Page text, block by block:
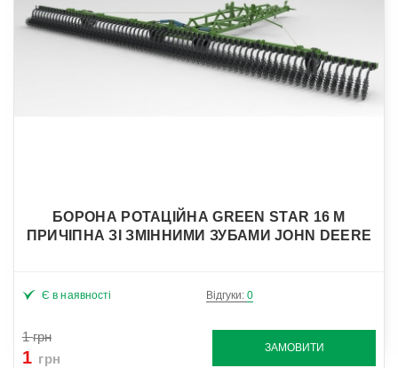
БОРОНА РОТАЦІЙНА GREEN STAR 16 М
ПРИЧІПНА ЗІ ЗМІННИМИ ЗУБАМИ JOHN DEERE
Є в наявності Відгуки: 0
1грн
1 грн
ЗАМОВИТИ